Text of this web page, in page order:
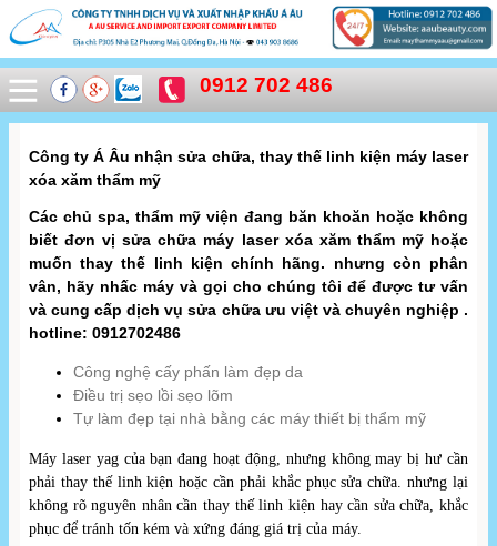
0912 702 486
Công ty Á Âu nhận sửa chữa, thay thế linh kiện máy laser
xóa xăm thẩm mỹ
Các chủ spa, thẩm mỹ viện đang băn khoăn hoặc không
biết đơn vị sửa chữa máy laser xóa xăm thẩm mỹ hoặc
muốn thay thế linh kiện chính hãng. nhưng còn phân
vân, hãy nhấc máy và gọi cho chúng tôi để được tư vấn
và cung cấp dịch vụ sửa chữa ưu việt và chuyên nghiệp .
hotline: 0912702486
Công nghệ cấy phấn làm đẹp da
Điều trị sẹo lồi sẹo lõm
Tự làm đẹp tại nhà bằng các máy thiết bị thẩm mỹ
Máy laser yag của bạn đang hoạt động, nhưng không may bị hư cần
phải thay thế linh kiện hoặc cần phải khắc phục sửa chữa. nhưng lại
không rõ nguyên nhân cần thay thế linh kiện hay cần sửa chữa, khắc
phục để tránh tốn kém và xứng đáng giá trị của máy.